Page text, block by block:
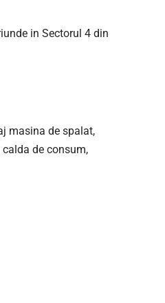
in Sectorul 4 din
masina de spalat,
de consum,